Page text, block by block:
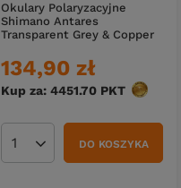
Okulary Polaryzacyjne
Shimano Antares
Transparent Grey & Copper
134,90 zł
Kup za: 4451.70 PKT punktów
Ilość produktówDO KOSZYKA